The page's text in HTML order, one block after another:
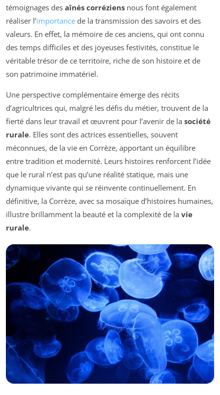
témoignages des aînés corréziens nous font également
réaliser l’importance de la transmission des savoirs et des
valeurs. En effet, la mémoire de ces anciens, qui ont connu
des temps difficiles et des joyeuses festivités, constitue le
véritable trésor de ce territoire, riche de son histoire et de
son patrimoine immatériel.
Une perspective complémentaire émerge des récits
d’agricultrices qui, malgré les défis du métier, trouvent de la
fierté dans leur travail et œuvrent pour l’avenir de la société
rurale. Elles sont des actrices essentielles, souvent
méconnues, de la vie en Corrèze, apportant un équilibre
entre tradition et modernité. Leurs histoires renforcent l’idée
que le rural n’est pas qu’une réalité statique, mais une
dynamique vivante qui se réinvente continuellement. En
définitive, la Corrèze, avec sa mosaïque d’histoires humaines,
illustre brillamment la beauté et la complexité de la vie
rurale.